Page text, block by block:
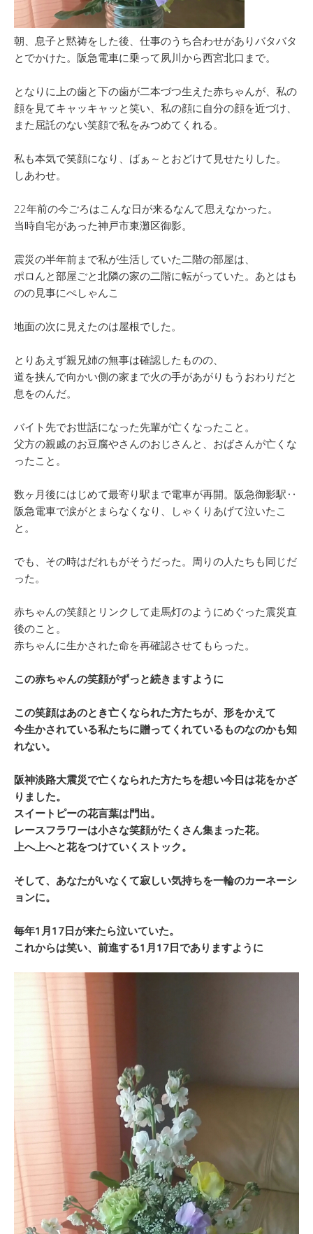
朝、息子と黙祷をした後、仕事のうち合わせがありバタバタ
とでかけた。阪急電車に乗って夙川から西宮北口まで。
となりに上の歯と下の歯が二本づつ生えた赤ちゃんが、私の
顔を見てキャッキャッと笑い、私の顔に自分の顔を近づけ、
また屈託のない笑顔で私をみつめてくれる。
私も本気で笑顔になり、ばぁ～とおどけて見せたりした。
しあわせ。
22年前の今ごろはこんな日が来るなんて思えなかった。
当時自宅があった神戸市東灘区御影。
震災の半年前まで私が生活していた二階の部屋は、
ポロんと部屋ごと北隣の家の二階に転がっていた。あとはも
のの見事にぺしゃんこ
地面の次に見えたのは屋根でした。
とりあえず親兄姉の無事は確認したものの、
道を挟んで向かい側の家まで火の手があがりもうおわりだと
息をのんだ。
バイト先でお世話になった先輩が亡くなったこと。
父方の親戚のお豆腐やさんのおじさんと、おばさんが亡くな
ったこと。
数ヶ月後にはじめて最寄り駅まで電車が再開。阪急御影駅‥
阪急電車で涙がとまらなくなり、しゃくりあげて泣いたこ
と。
でも、その時はだれもがそうだった。周りの人たちも同じだ
った。
赤ちゃんの笑顔とリンクして走馬灯のようにめぐった震災直
後のこと。
赤ちゃんに生かされた命を再確認させてもらった。
この赤ちゃんの笑顔がずっと続きますように
この笑顔はあのとき亡くなられた方たちが、形をかえて
今生かされている私たちに贈ってくれているものなのかも知
れない。
阪神淡路大震災で亡くなられた方たちを想い今日は花をかざ
りました。
スイートピーの花言葉は門出。
レースフラワーは小さな笑顔がたくさん集まった花。
上へ上へと花をつけていくストック。
そして、あなたがいなくて寂しい気持ちを一輪のカーネーシ
ョンに。
毎年1月17日が来たら泣いていた。
これからは笑い、前進する1月17日でありますように